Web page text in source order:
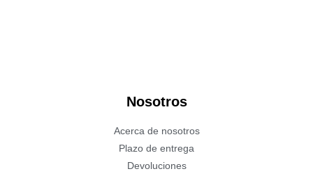
Nosotros
Acerca de nosotros
Plazo de entrega
Devoluciones